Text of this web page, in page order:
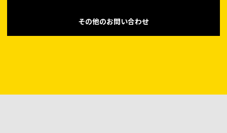
その他のお問い合わせ